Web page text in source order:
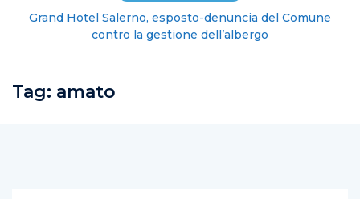
Grand Hotel Salerno, esposto-denuncia del Comune
contro la gestione dell’albergo
Tag: amato